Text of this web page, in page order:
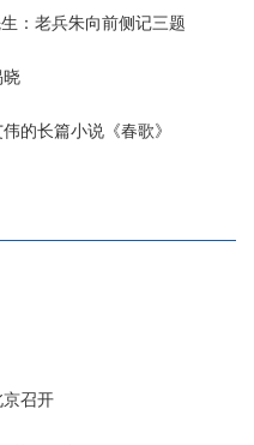
：老兵朱向前侧记三题
晓
的长篇小说《春歌》
召开